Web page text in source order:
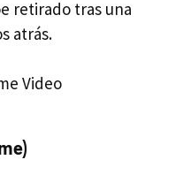
retirado tras una
atrás.
Video